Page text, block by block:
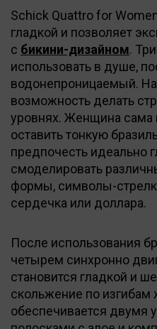
Schick Quattro for
гладкой и позволяет
с бикини-дизайном.
использовать в душе,
водонепроницаемый.
возможность делать
уровнях. Женщина сама
оставить тонкую
предпочесть идеально
смоделировать
формы, символы-
сердечка или доллара.
После использования
четырем синхронно
становится гладкой и
скольжение по изгибам
обеспечивается